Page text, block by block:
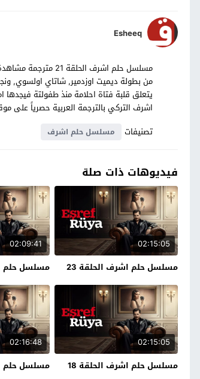
Esheeq
من بطولة ديميت اوزدمير, شاتاي اولسوي,
اشرف التركي بالترجمة العربية حصرياً
تصنيفات
مسلسل حلم اشرف
فيديوهات ذات صلة
02:15:05
مسلسل حلم اشرف الحلقة 23
02:09:41
مسلسل حلم
02:15:05
مسلسل حلم اشرف الحلقة 18
02:16:48
مسلسل حلم